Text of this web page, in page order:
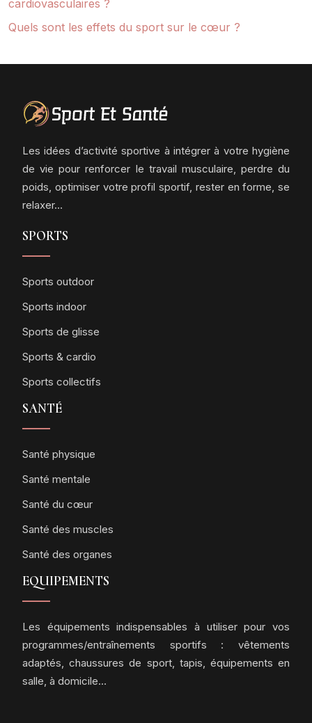
cardiovasculaires ?
Quels sont les effets du sport sur le cœur ?
Les idées d’activité sportive à intégrer à votre hygiène
de vie pour renforcer le travail musculaire, perdre du
poids, optimiser votre profil sportif, rester en forme, se
relaxer…
SPORTS
Sports outdoor
Sports indoor
Sports de glisse
Sports & cardio
Sports collectifs
SANTÉ
Santé physique
Santé mentale
Santé du cœur
Santé des muscles
Santé des organes
EQUIPEMENTS
Les équipements indispensables à utiliser pour vos
programmes/entraînements sportifs : vêtements
adaptés, chaussures de sport, tapis, équipements en
salle, à domicile…